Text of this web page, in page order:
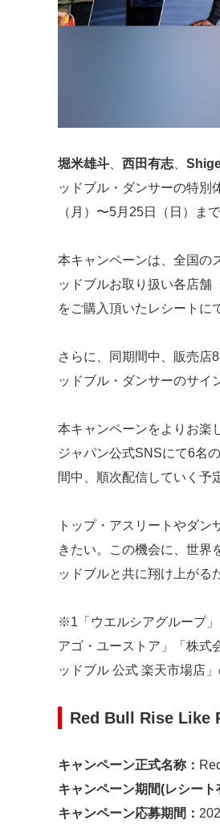
堀米雄斗 西田有志
ッドブル・ダンサーの特別
（月）〜5月25日（日）ま
本キャンペーンは、全国の
ッドブルお取り扱い各店舗
をご購入頂いたレシートに
さらに、同期間中、販売
ッドブル・ダンサーのサイ
本キャンペーンをよりお楽
ジャパン公式SNSにて6名
間中、順次配信していく予
トップ・アスリートやダ
きたい。この機会に、世界
ッドブルと共に翔け上がる
※1「ウエルシアグループ
アゴ・ユーストア」「株
ッドブル 公式 楽天市場店
Red Bull Rise Like
キャンペーン正式名称：
キャンペーン期間(レシート
キャンペーン応募期間：